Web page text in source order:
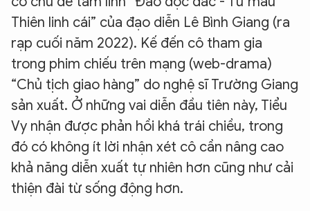
Thiên linh cái” của đạo diễn Lê Bình Giang (ra
rạp cuối năm 2022). Kế đến cô tham gia
trong phim chiếu trên mạng (web-drama)
“Chủ tịch giao hàng” do nghệ sĩ Trường Giang
sản xuất. Ở những vai diễn đầu tiên này, Tiểu
Vy nhận được phản hồi khá trái chiều, trong
đó có không ít lời nhận xét cô cần nâng cao
khả năng diễn xuất tự nhiên hơn cũng như cải
thiện đài từ sống động hơn.